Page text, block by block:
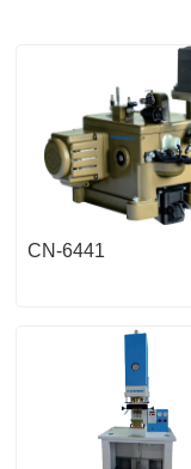
CN-6441